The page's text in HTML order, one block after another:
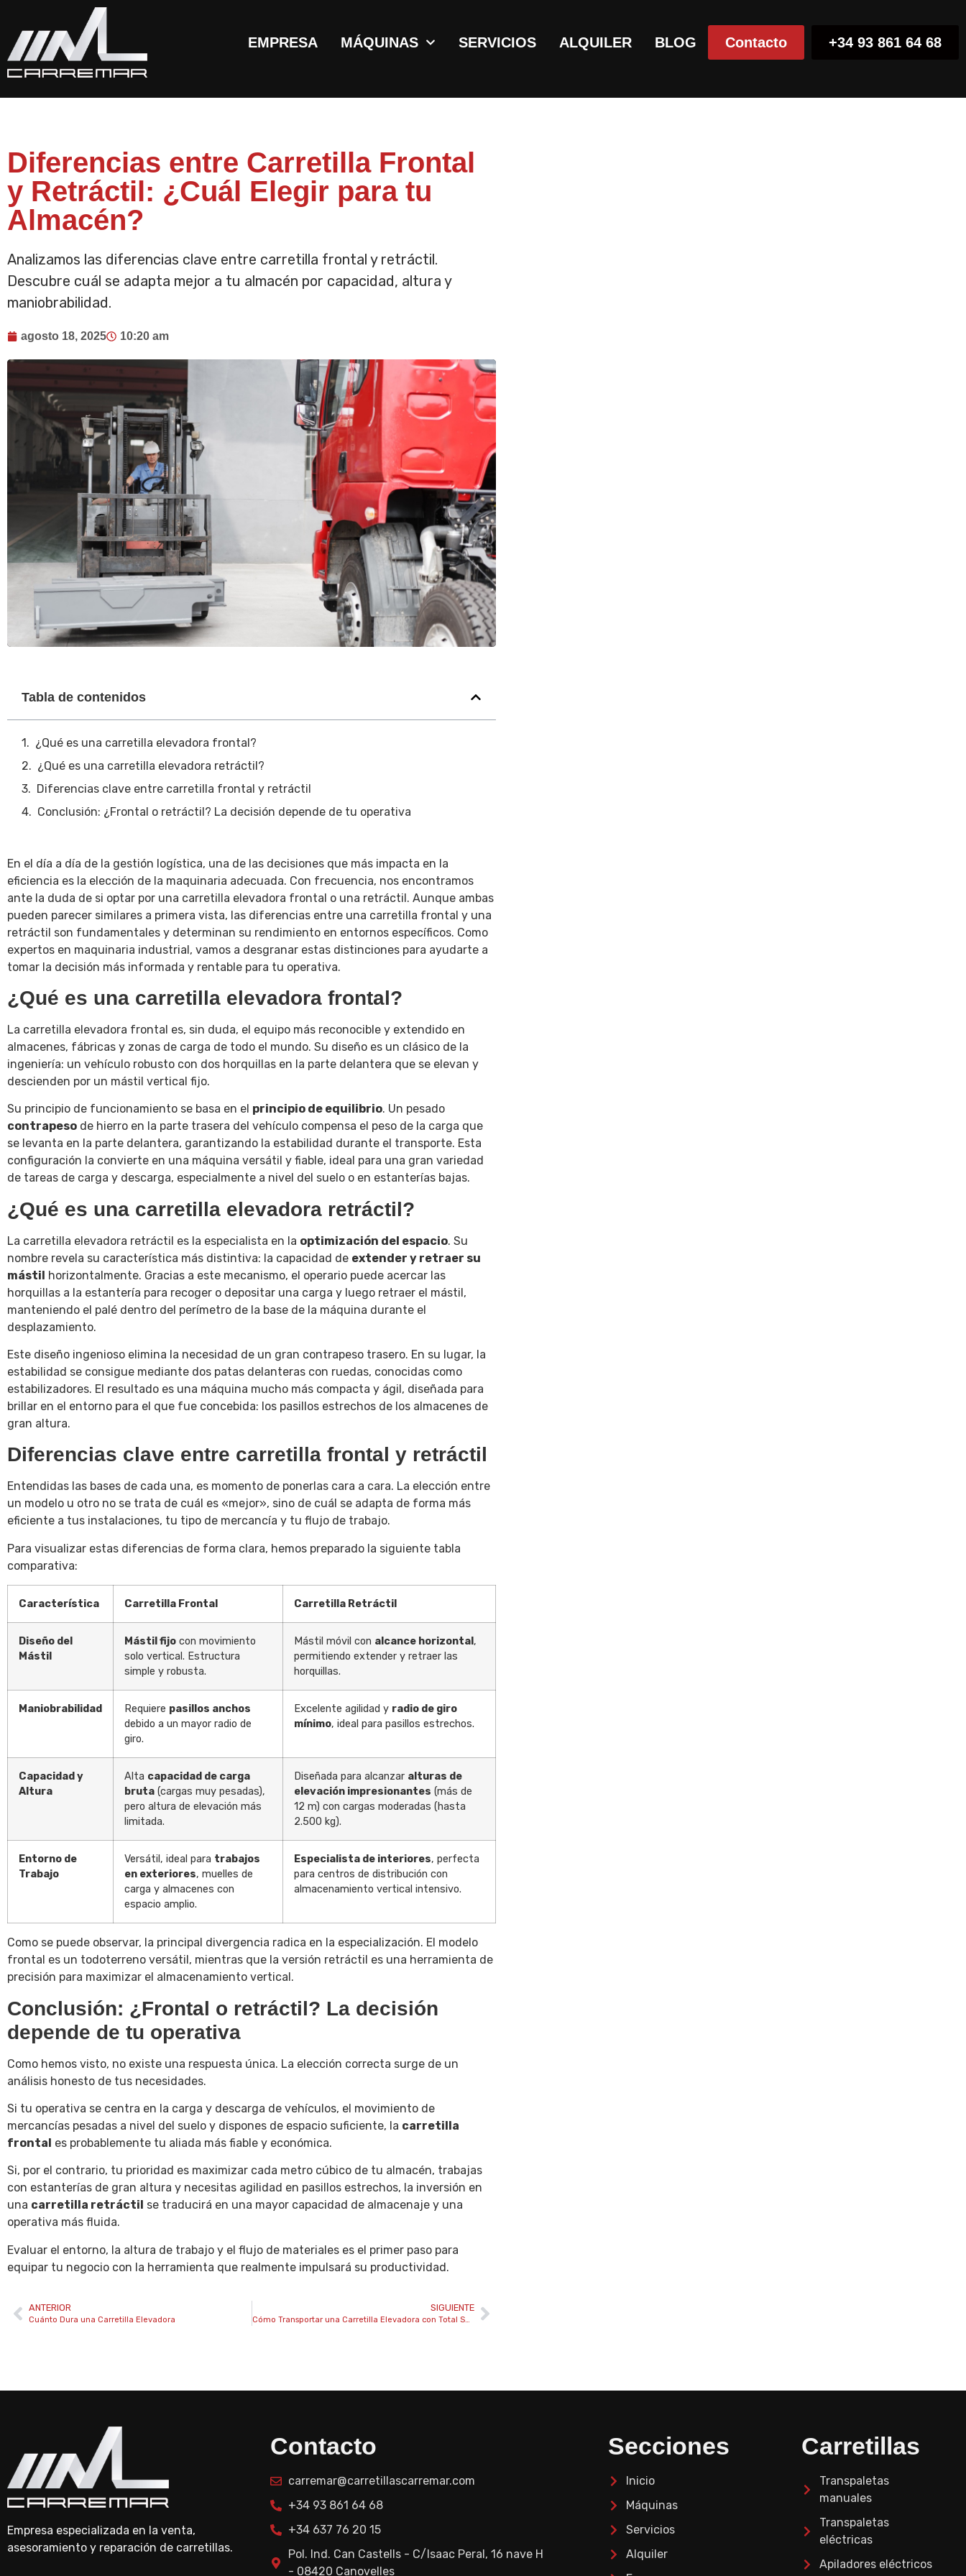
EMPRESA MÁQUINAS SERVICIOS ALQUILER BLOG Contacto +34 93 861 64 68
Diferencias entre Carretilla Frontal
y Retráctil: ¿Cuál Elegir para tu
Almacén?
Analizamos las diferencias clave entre carretilla frontal y retráctil.
Descubre cuál se adapta mejor a tu almacén por capacidad, altura y
maniobrabilidad.
agosto 18, 2025 10:20 am
Tabla de contenidos
¿Qué es una carretilla elevadora frontal?
¿Qué es una carretilla elevadora retráctil?
Diferencias clave entre carretilla frontal y retráctil
Conclusión: ¿Frontal o retráctil? La decisión depende de tu operativa
En el día a día de la gestión logística, una de las decisiones que más impacta en la
eficiencia es la elección de la maquinaria adecuada. Con frecuencia, nos encontramos
ante la duda de si optar por una carretilla elevadora frontal o una retráctil. Aunque ambas
pueden parecer similares a primera vista, las diferencias entre una carretilla frontal y una
retráctil son fundamentales y determinan su rendimiento en entornos específicos. Como
expertos en maquinaria industrial, vamos a desgranar estas distinciones para ayudarte a
tomar la decisión más informada y rentable para tu operativa.
¿Qué es una carretilla elevadora frontal?
La carretilla elevadora frontal es, sin duda, el equipo más reconocible y extendido en
almacenes, fábricas y zonas de carga de todo el mundo. Su diseño es un clásico de la
ingeniería: un vehículo robusto con dos horquillas en la parte delantera que se elevan y
descienden por un mástil vertical fijo.
Su principio de funcionamiento se basa en el principio de equilibrio. Un pesado
contrapeso de hierro en la parte trasera del vehículo compensa el peso de la carga que
se levanta en la parte delantera, garantizando la estabilidad durante el transporte. Esta
configuración la convierte en una máquina versátil y fiable, ideal para una gran variedad
de tareas de carga y descarga, especialmente a nivel del suelo o en estanterías bajas.
¿Qué es una carretilla elevadora retráctil?
La carretilla elevadora retráctil es la especialista en la optimización del espacio. Su
nombre revela su característica más distintiva: la capacidad de extender y retraer su
mástil horizontalmente. Gracias a este mecanismo, el operario puede acercar las
horquillas a la estantería para recoger o depositar una carga y luego retraer el mástil,
manteniendo el palé dentro del perímetro de la base de la máquina durante el
desplazamiento.
Este diseño ingenioso elimina la necesidad de un gran contrapeso trasero. En su lugar, la
estabilidad se consigue mediante dos patas delanteras con ruedas, conocidas como
estabilizadores. El resultado es una máquina mucho más compacta y ágil, diseñada para
brillar en el entorno para el que fue concebida: los pasillos estrechos de los almacenes de
gran altura.
Diferencias clave entre carretilla frontal y retráctil
Entendidas las bases de cada una, es momento de ponerlas cara a cara. La elección entre
un modelo u otro no se trata de cuál es «mejor», sino de cuál se adapta de forma más
eficiente a tus instalaciones, tu tipo de mercancía y tu flujo de trabajo.
Para visualizar estas diferencias de forma clara, hemos preparado la siguiente tabla
comparativa:
Característica Carretilla Frontal Carretilla Retráctil
Diseño del
Mástil
Mástil fijo con movimiento
solo vertical. Estructura
simple y robusta.
Mástil móvil con alcance horizontal ,
permitiendo extender y retraer las
horquillas.
Maniobrabilidad Requiere pasillos anchos
debido a un mayor radio de
giro.
Excelente agilidad y radio de giro
mínimo, ideal para pasillos estrechos.
Capacidad y
Altura
Alta capacidad de carga
bruta (cargas muy pesadas),
pero altura de elevación más
limitada.
Diseñada para alcanzar alturas de
elevación impresionantes (más de
12 m) con cargas moderadas (hasta
2.500 kg).
Entorno de
Trabajo
Versátil, ideal para trabajos
en exteriores, muelles de
carga y almacenes con
espacio amplio.
Especialista de interiores, perfecta
para centros de distribución con
almacenamiento vertical intensivo.
Como se puede observar, la principal divergencia radica en la especialización. El modelo
frontal es un todoterreno versátil, mientras que la versión retráctil es una herramienta de
precisión para maximizar el almacenamiento vertical.
Conclusión: ¿Frontal o retráctil? La decisión
depende de tu operativa
Como hemos visto, no existe una respuesta única. La elección correcta surge de un
análisis honesto de tus necesidades.
Si tu operativa se centra en la carga y descarga de vehículos, el movimiento de
mercancías pesadas a nivel del suelo y dispones de espacio suficiente, la carretilla
frontal es probablemente tu aliada más fiable y económica.
Si, por el contrario, tu prioridad es maximizar cada metro cúbico de tu almacén, trabajas
con estanterías de gran altura y necesitas agilidad en pasillos estrechos, la inversión en
una carretilla retráctil se traducirá en una mayor capacidad de almacenaje y una
operativa más fluida.
Evaluar el entorno, la altura de trabajo y el flujo de materiales es el primer paso para
equipar tu negocio con la herramienta que realmente impulsará su productividad.
ANTERIOR
Cuánto Dura una Carretilla Elevadora
SIGUIENTE
Cómo Transportar una Carretilla Elevadora con Total Seguridad
Empresa especializada en la venta,
asesoramiento y reparación de carretillas.
Contacto
carremar@carretillascarremar.com
+34 93 861 64 68
+34 637 76 20 15
Pol. Ind. Can Castells - C/Isaac Peral, 16 nave H
- 08420 Canovelles
Secciones
Inicio
Máquinas
Servicios
Alquiler
Carretillas
Transpaletas
manuales
Transpaletas
eléctricas
Apiladores eléctricos